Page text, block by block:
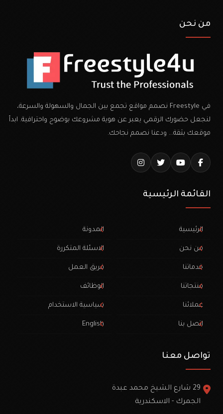
من نحن
في Freestyle نصمم مواقع تجمع بين الجمال والسهولة والسرعة،
لنجعل حضورك الرقمي يعبر عن هوية مشروعك بوضوح واحترافية. ابدأ
موقعك بثقة… ودعنا نصمم نجاحك.
القائمة الرئيسية
الرئيسية
من نحن
خدماتنا
منتجاتنا
عملائنا
اتصل بنا
المدونة
الاسئلة المتكررة
فريق العمل
الوظائف
سياسية الاستخدام
English
تواصل معنا
29 شارع الشيخ محمد عبدة
الجمرك - الاسكندرية